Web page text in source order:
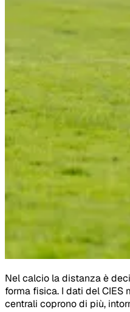
Nel calcio la distanza è
forma fisica. I dati del
centrali coprono di più,